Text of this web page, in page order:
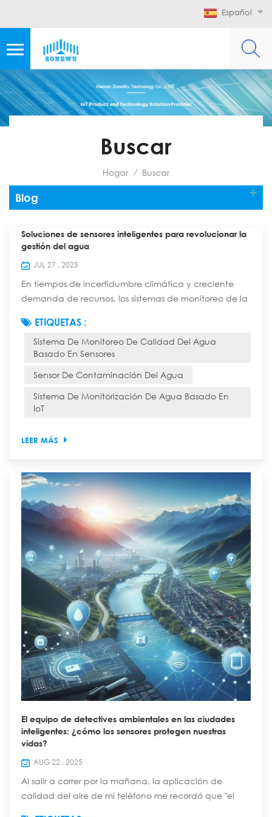
Español
Buscar
Hogar / Buscar
Blog
Soluciones de sensores inteligentes para revolucionar la
gestión del agua
JUL 27 , 2025
En tiempos de incertidumbre climática y creciente
demanda de recursos, los sistemas de monitoreo de la
lujo. Los sensores inteligentes modernos de calidad del
agua, especialmente aquellos que utilizan potentes
redes de sensores LoRaWAN, proporcionan la
inteligencia continua y práctica necesaria para
ETIQUETAS :
Sistema De Monitoreo De Calidad Del Agua
Basado En Sensores
Sensor De Contaminación Del Agua
Sistema De Monitorización De Agua Basado En
IoT
LEER MÁS
El equipo de detectives ambientales en las ciudades
inteligentes: ¿cómo los sensores protegen nuestras
vidas?
AUG 22 , 2025
Al salir a correr por la mañana, la aplicación de
calidad del aire de mi teléfono me recordó que "el